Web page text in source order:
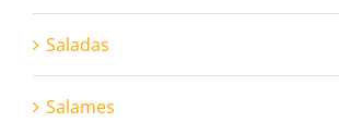
Saladas
Salames